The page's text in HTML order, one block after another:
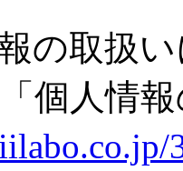
の取扱
個人情